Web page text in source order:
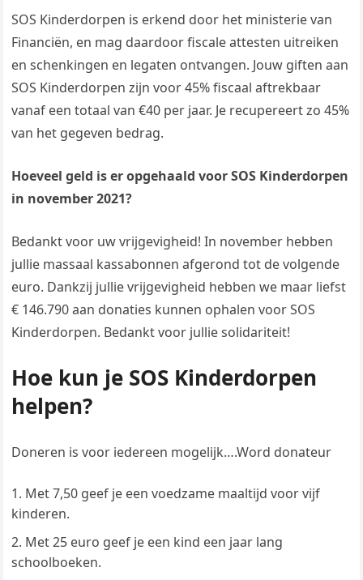
SOS Kinderdorpen is erkend door het ministerie van
Financiën, en mag daardoor fiscale attesten uitreiken
en schenkingen en legaten ontvangen. Jouw giften aan
SOS Kinderdorpen zijn voor 45% fiscaal aftrekbaar
vanaf een totaal van €40 per jaar. Je recupereert zo 45%
van het gegeven bedrag.
Hoeveel geld is er opgehaald voor SOS Kinderdorpen
in november 2021?
Bedankt voor uw vrijgevigheid! In november hebben
jullie massaal kassabonnen afgerond tot de volgende
euro. Dankzij jullie vrijgevigheid hebben we maar liefst
€ 146.790 aan donaties kunnen ophalen voor SOS
Kinderdorpen. Bedankt voor jullie solidariteit!
Hoe kun je SOS Kinderdorpen
helpen?
Doneren is voor iedereen mogelijk….Word donateur
Met 7,50 geef je een voedzame maaltijd voor vijf
kinderen.
Met 25 euro geef je een kind een jaar lang
schoolboeken.